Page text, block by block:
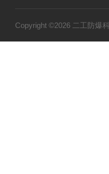
Copyright ©2026 二工防爆